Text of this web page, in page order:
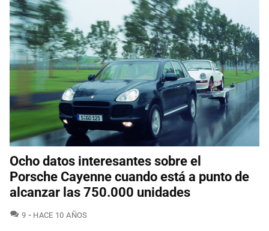
Ocho datos interesantes sobre el
Porsche Cayenne cuando está a punto de
alcanzar las 750.000 unidades
9 COMENTARIOS
HACE 10 AÑOS